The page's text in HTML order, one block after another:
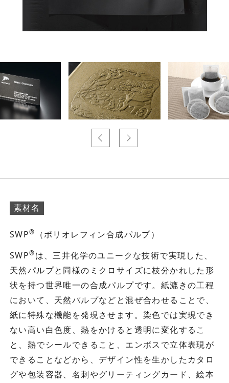
素材名
SWP®
（ポリオレフィン合成パルプ）
SWP®は、三井化学のユニークな技術で実現した、
天然パルプと同様のミクロサイズに枝分かれした形
状を持つ世界唯一の合成パルプです。紙漉きの工程
において、天然パルプなどと混ぜ合わせることで、
紙に特殊な機能を発現させます。染色では実現でき
ない高い白色度、熱をかけると透明に変化するこ
と、熱でシールできること、エンボスで立体表現が
できることなどから、デザイン性を生かしたカタロ
グや包装容器、名刺やグリーティングカード、絵本